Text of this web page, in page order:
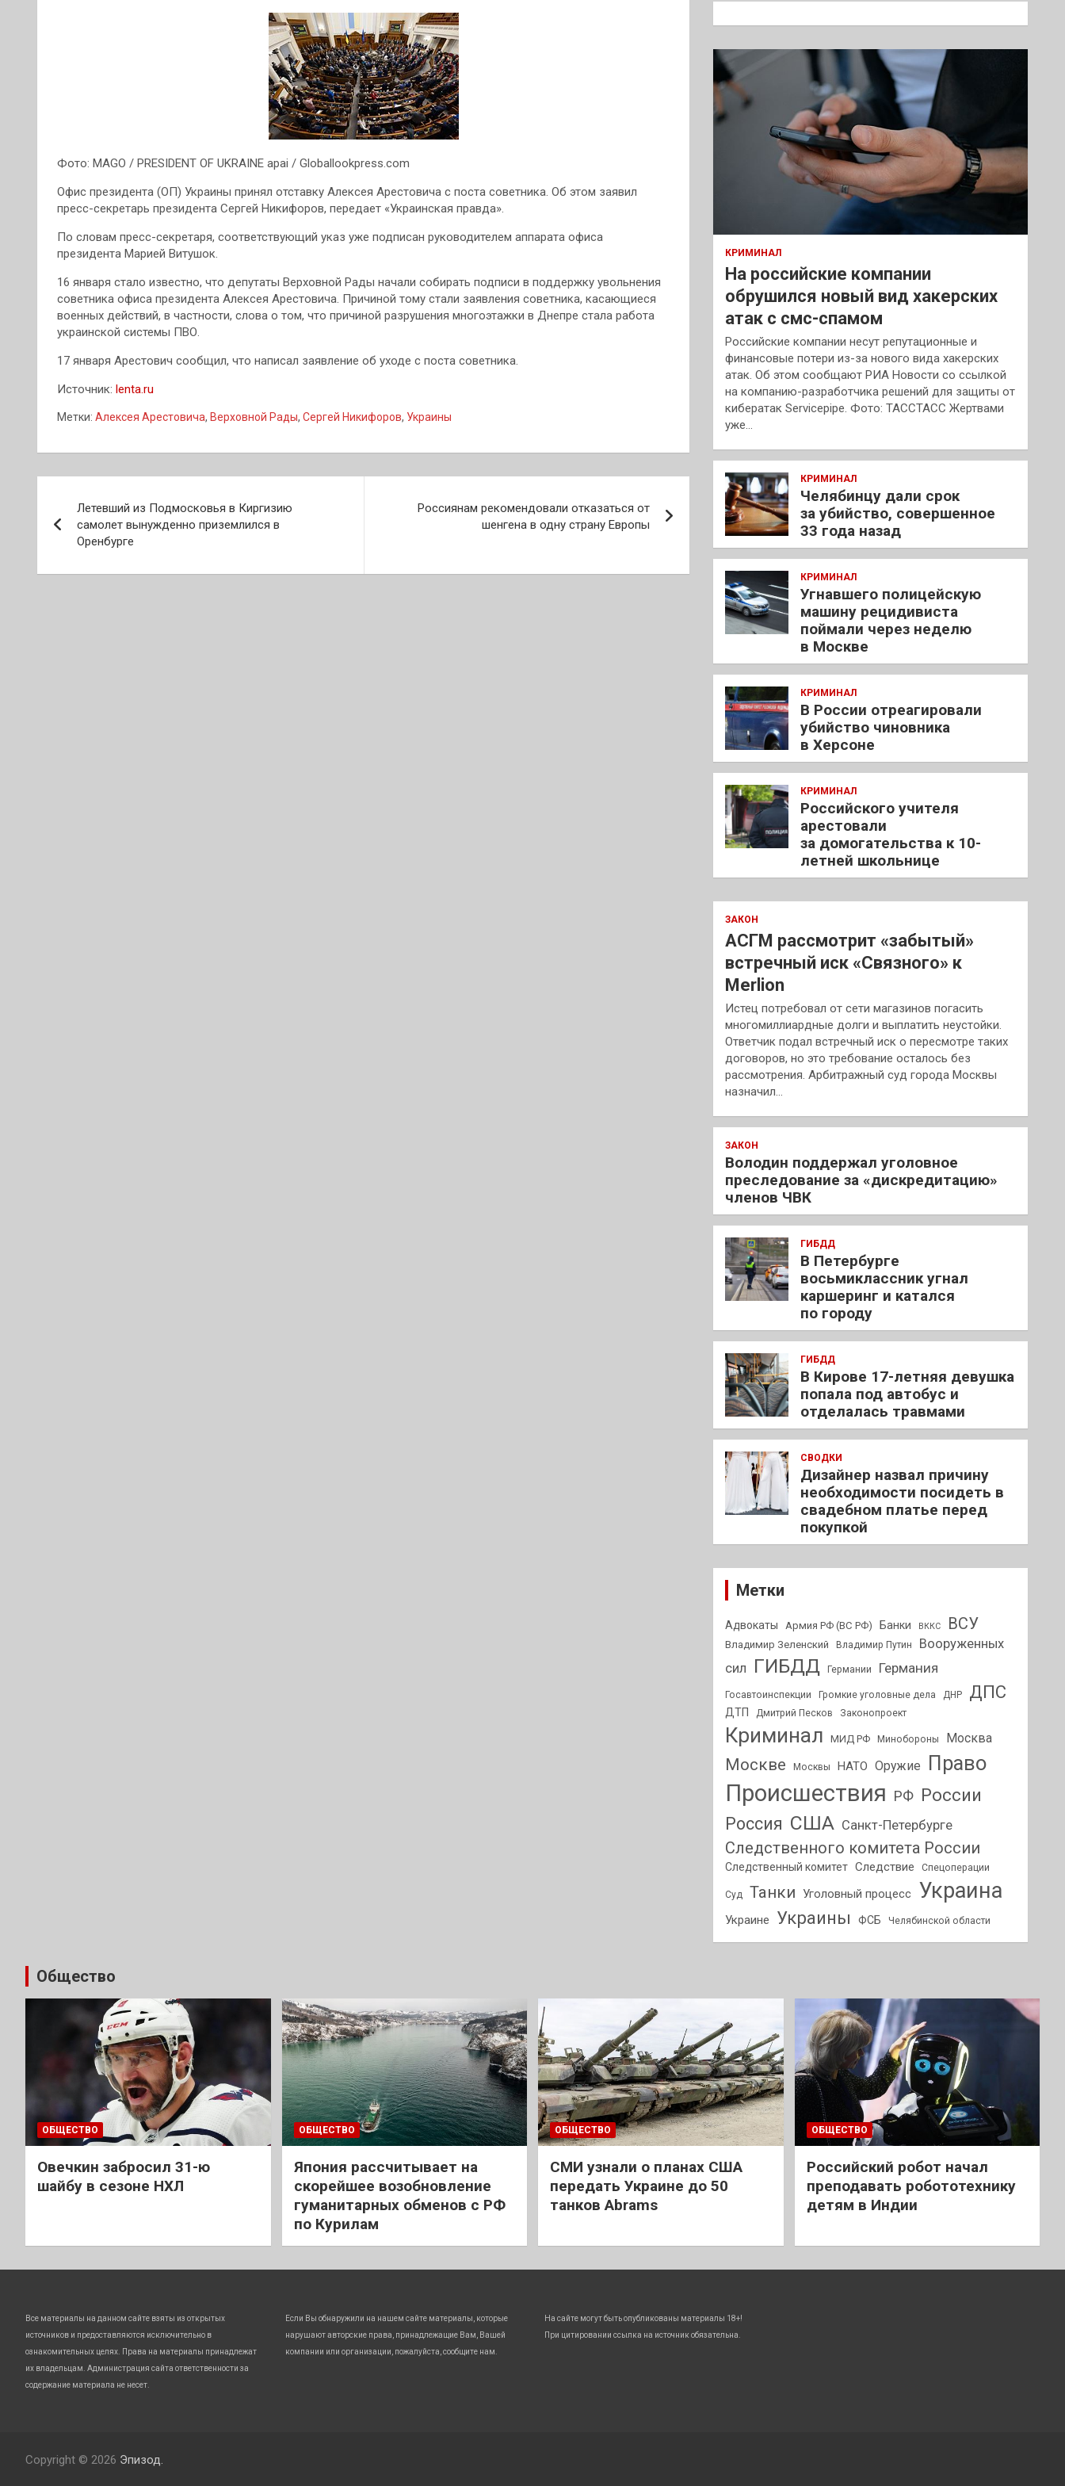
Фото: MAGO / PRESIDENT OF UKRAINE apai / Globallookpress.com
Офис президента (ОП) Украины принял отставку Алексея Арестовича с поста советника. Об этом заявил
пресс-секретарь президента Сергей Никифоров, передает «Украинская правда».
По словам пресс-секретаря, соответствующий указ уже подписан руководителем аппарата офиса
президента Марией Витушок.
16 января стало известно, что депутаты Верховной Рады начали собирать подписи в поддержку увольнения
советника офиса президента Алексея Арестовича. Причиной тому стали заявления советника, касающиеся
военных действий, в частности, слова о том, что причиной разрушения многоэтажки в Днепре стала работа
украинской системы ПВО.
17 января Арестович сообщил, что написал заявление об уходе с поста советника.
Источник: lenta.ru
Метки: Алексея Арестовича, Верховной Рады, Сергей Никифоров, Украины
по
записям
Летевший из Подмосковья в Киргизию
самолет вынужденно приземлился в
Оренбурге
Россиянам рекомендовали отказаться от
шенгена в одну страну Европы
к
КРИМИНАЛ
На российские компании
обрушился новый вид хакерских
атак с смс-спамом
Российские компании несут репутационные и
финансовые потери из-за нового вида хакерских
атак. Об этом сообщают РИА Новости со ссылкой
на компанию-разработчика решений для защиты от
кибератак Servicepipe. Фото: ТАССТАСС Жертвами
уже…
КРИМИНАЛ
Челябинцу дали срок
за убийство, совершенное
33 года назад
КРИМИНАЛ
Угнавшего полицейскую
машину рецидивиста
поймали через неделю
в Москве
КРИМИНАЛ
В России отреагировали
убийство чиновника
в Херсоне
КРИМИНАЛ
Российского учителя
арестовали
за домогательства к 10-
летней школьнице
ЗАКОН
АСГМ рассмотрит «забытый»
встречный иск «Связного» к
Merlion
Истец потребовал от сети магазинов погасить
многомиллиардные долги и выплатить неустойки.
Ответчик подал встречный иск о пересмотре таких
договоров, но это требование осталось без
рассмотрения. Арбитражный суд города Москвы
назначил…
ЗАКОН
Володин поддержал уголовное
преследование за «дискредитацию»
членов ЧВК
ГИБДД
В Петербурге
восьмиклассник угнал
каршеринг и катался
по городу
ГИБДД
В Кирове 17-летняя девушка
попала под автобус и
отделалась травмами
СВОДКИ
Дизайнер назвал причину
необходимости посидеть в
свадебном платье перед
покупкой
Метки
Адвокаты Армия РФ (ВС РФ) Банки ВККС ВСУ
Владимир Зеленский Владимир Путин
Вооруженных
сил
ГИБДД Германии Германия
Госавтоинспекции Громкие уголовные дела ДНР ДПС
ДТП Дмитрий Песков Законопроект
Криминал МИД РФ Минобороны Москва
Москве Москвы НАТО Оружие Право
Происшествия РФ России
Россия США Санкт-Петербурге
Следственного комитета России
Следственный комитет Следствие Спецоперации
Суд Танки Уголовный процесс Украина
Украине Украины ФСБ Челябинской области
Общество
ОБЩЕСТВО
Овечкин забросил 31-ю
шайбу в сезоне НХЛ
ОБЩЕСТВО
Япония рассчитывает на
скорейшее возобновление
гуманитарных обменов с РФ
по Курилам
ОБЩЕСТВО
СМИ узнали о планах США
передать Украине до 50
танков Abrams
ОБЩЕСТВО
Российский робот начал
преподавать робототехнику
детям в Индии
Все материалы на данном сайте взяты из открытых
источников и предоставляются исключительно в
ознакомительных целях. Права на материалы принадлежат
их владельцам. Администрация сайта ответственности за
содержание материала не несет.
Если Вы обнаружили на нашем сайте материалы, которые
нарушают авторские права, принадлежащие Вам, Вашей
компании или организации, пожалуйста, сообщите нам.
На сайте могут быть опубликованы материалы 18+!
При цитировании ссылка на источник обязательна.
Copyright © 2026 Эпизод.